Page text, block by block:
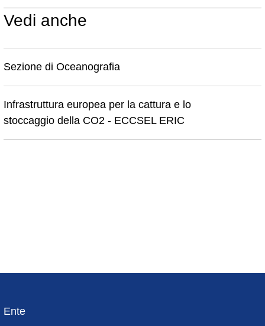
Vedi anche
Sezione di Oceanografia
Infrastruttura europea per la cattura e lo
stoccaggio della CO2 - ECCSEL ERIC
Footer
Ente